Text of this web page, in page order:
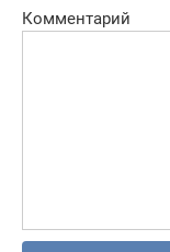
Комментарий